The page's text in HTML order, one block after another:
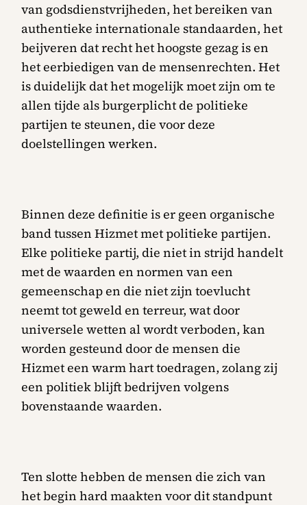
van godsdienstvrijheden, het bereiken van
authentieke internationale standaarden, het
beijveren dat recht het hoogste gezag is en
het eerbiedigen van de mensenrechten. Het
is duidelijk dat het mogelijk moet zijn om te
allen tijde als burgerplicht de politieke
partijen te steunen, die voor deze
doelstellingen werken.
Binnen deze definitie is er geen organische
band tussen Hizmet met politieke partijen.
Elke politieke partij, die niet in strijd handelt
met de waarden en normen van een
gemeenschap en die niet zijn toevlucht
neemt tot geweld en terreur, wat door
universele wetten al wordt verboden, kan
worden gesteund door de mensen die
Hizmet een warm hart toedragen, zolang zij
een politiek blijft bedrijven volgens
bovenstaande waarden.
Ten slotte hebben de mensen die zich van
het begin hard maakten voor dit standpunt